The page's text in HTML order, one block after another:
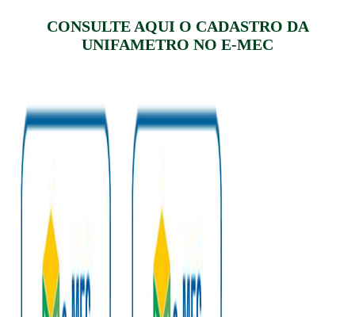
CONSULTE AQUI O CADASTRO DA
UNIFAMETRO NO E-MEC